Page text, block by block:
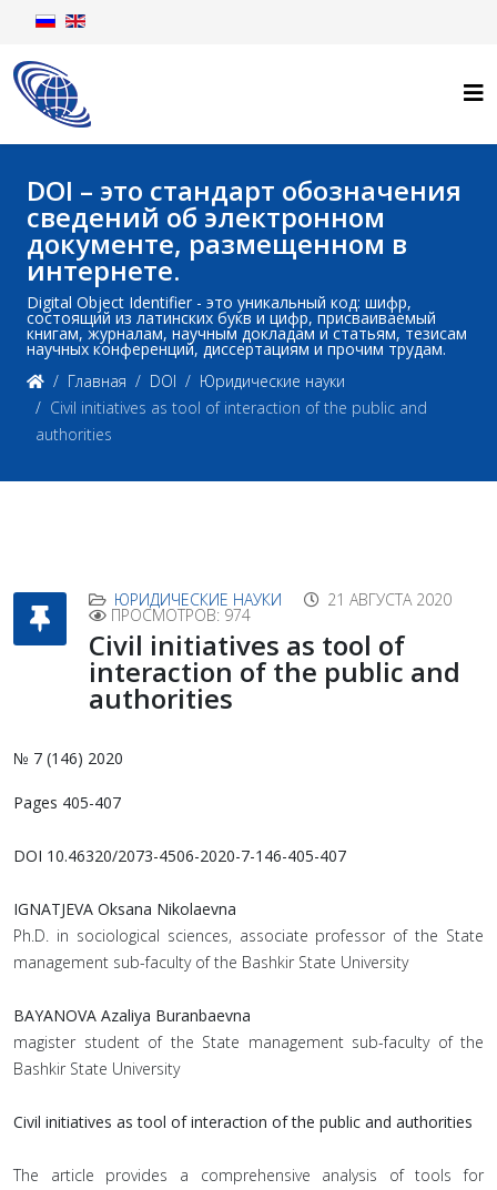
DOI – это стандарт обозначения
сведений об электронном
документе, размещенном в
интернете.
Digital Object Identifier - это уникальный код: шифр,
состоящий из латинских букв и цифр, присваиваемый
книгам, журналам, научным докладам и статьям, тезисам
научных конференций, диссертациям и прочим трудам.
Главная
DOI
Юридические науки
Civil initiatives as tool of interaction of the public and
authorities
ЮРИДИЧЕСКИЕ НАУКИ 21 АВГУСТА 2020
ПРОСМОТРОВ: 974
Civil initiatives as tool of
interaction of the public and
authorities
№ 7 (146) 2020
Pages 405-407
DOI 10.46320/2073-4506-2020-7-146-405-407
IGNATJEVA Oksana Nikolaevna
Ph.D. in sociological sciences, associate professor of the State
management sub-faculty of the Bashkir State University
BAYANOVA Azaliya Buranbaevna
magister student of the State management sub-faculty of the
Bashkir State University
Civil initiatives as tool of interaction of the public and authorities
The article provides a comprehensive analysis of tools for